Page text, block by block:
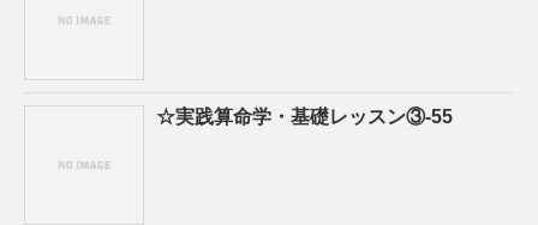
☆実践算命学・基礎レッスン③-55